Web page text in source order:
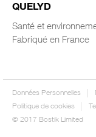
QUELYD
Santé et
Fabriqué en France
Données Personnelles
Politique de cookies
© 2017 Bostik Limited